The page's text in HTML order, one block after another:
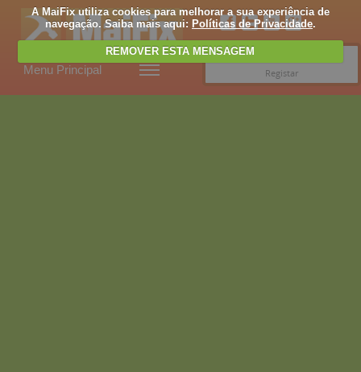
A MaiFix utiliza cookies para melhorar a sua experiência de
navegação. Saiba mais aqui: Políticas de Privacidade.
REMOVER ESTA MENSAGEM
Menu Principal
Registar